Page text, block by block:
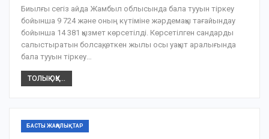
Биылғы сегіз айда Жамбыл облысында бала тууын тіркеу
бойынша 9 724 және оның күтіміне жәрдемақы тағайындау
бойынша 14 381 қызмет көрсетілді. Көрсетілген сандарды
салыстыратын болсақ, өткен жылы осы уақыт аралығында
бала тууын тіркеу…
ТОЛЫҚ ОҚУ...
БАСТЫ ЖАҢАЛЫҚТАР